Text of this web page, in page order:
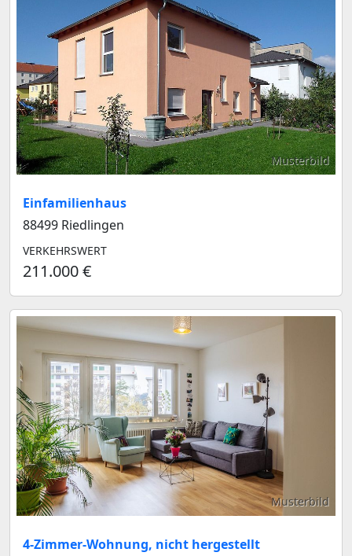
Musterbild
Einfamilienhaus
88499 Riedlingen
VERKEHRSWERT
211.000 €
Musterbild
4-Zimmer-Wohnung, nicht hergestellt